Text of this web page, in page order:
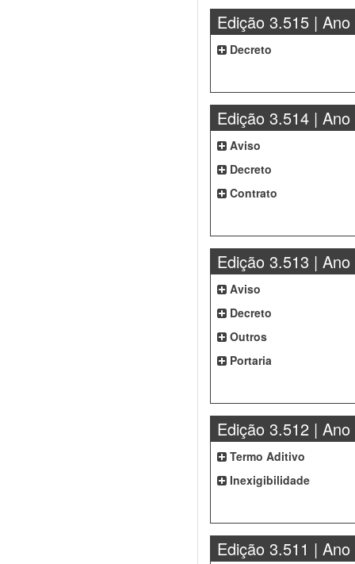
Edição 3.515 | Ano
Decreto
Edição 3.514 | Ano
Aviso
Decreto
Contrato
Edição 3.513 | Ano
Aviso
Decreto
Outros
Portaria
Edição 3.512 | Ano
Termo Aditivo
Inexigibilidade
Edição 3.511 | Ano